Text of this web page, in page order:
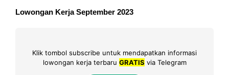
Lowongan Kerja September 2023
Klik tombol subscribe untuk mendapatkan informasi
lowongan kerja terbaru GRATIS via Telegram